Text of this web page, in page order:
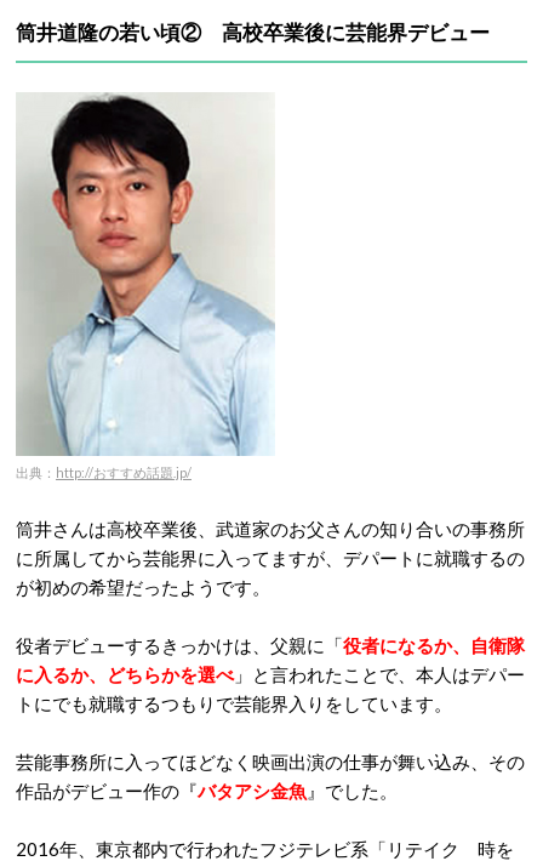
筒井道隆の若い頃② 高校卒業後に芸能界デビュー
出典： http://おすすめ話題.jp/
筒井さんは高校卒業後、武道家のお父さんの知り合いの事務所
に所属してから芸能界に入ってますが、デパートに就職するの
が初めの希望だったようです。
役者デビューするきっかけは、父親に「役者になるか、自衛隊
に入るか、どちらかを選べ」と言われたことで、本人はデパー
トにでも就職するつもりで芸能界入りをしています。
芸能事務所に入ってほどなく映画出演の仕事が舞い込み、その
作品がデビュー作の『バタアシ金魚 』でした。
2016年、東京都内で行われたフジテレビ系「リテイク 時を